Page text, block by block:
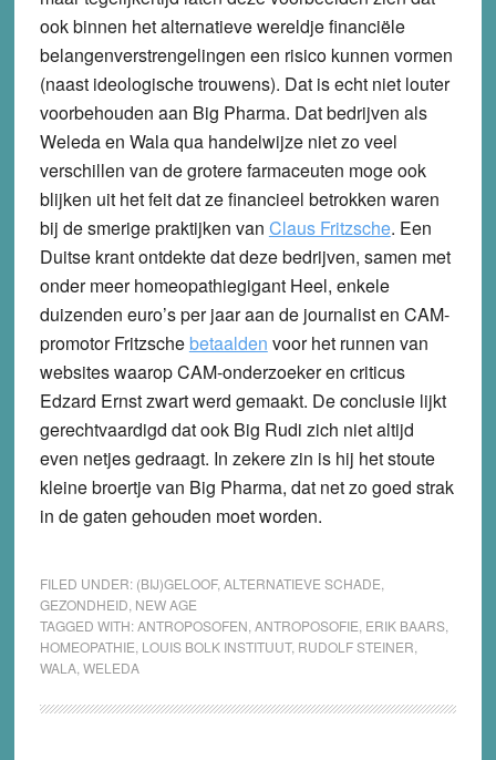
ook binnen het alternatieve wereldje financiële
belangenverstrengelingen een risico kunnen vormen
(naast ideologische trouwens). Dat is echt niet louter
voorbehouden aan Big Pharma. Dat bedrijven als
Weleda en Wala qua handelwijze niet zo veel
verschillen van de grotere farmaceuten moge ook
blijken uit het feit dat ze financieel betrokken waren
bij de smerige praktijken van Claus Fritzsche. Een
Duitse krant ontdekte dat deze bedrijven, samen met
onder meer homeopathiegigant Heel, enkele
duizenden euro’s per jaar aan de journalist en CAM-
promotor Fritzsche betaalden voor het runnen van
websites waarop CAM-onderzoeker en criticus
Edzard Ernst zwart werd gemaakt. De conclusie lijkt
gerechtvaardigd dat ook Big Rudi zich niet altijd
even netjes gedraagt. In zekere zin is hij het stoute
kleine broertje van Big Pharma, dat net zo goed strak
in de gaten gehouden moet worden.
FILED UNDER: (BIJ)GELOOF, ALTERNATIEVE SCHADE
GEZONDHEID NEW AGE
TAGGED WITH:ANTROPOSOFEN ANTROPOSOFIE ERIK BAARS,
HOMEOPATHIE LOUIS BOLK INSTITUUT, RUDOLF STEINER
WALA, WELEDA